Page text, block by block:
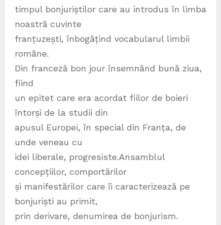
timpul bonjuriștilor care au introdus în limba
noastră cuvinte
franțuzești, înbogățind vocabularul limbii
române.
Din franceză bon jour însemnând bună ziua,
fiind
un epitet care era acordat fiilor de boieri
întorși de la studii din
apusul Europei, în special din Franța, de
unde veneau cu
idei liberale, progresiste.Ansamblul
concepțiilor, comportărilor
și manifestărilor care îi caracterizează pe
bonjuriști au primit,
prin derivare, denumirea de bonjurism.